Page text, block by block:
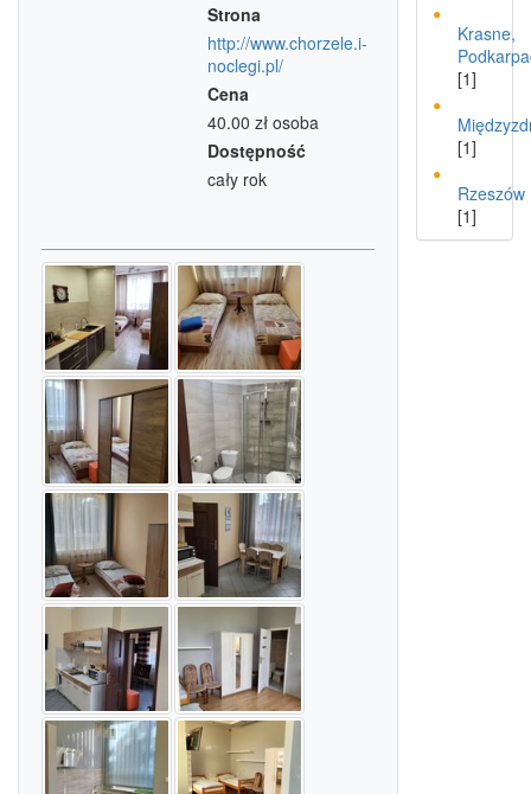
Strona
http://www.chorzele.i-
noclegi.pl/
Cena
40.00 zł osoba
Dostępność
cały rok
Krasne,
[1]
[1]
Rzeszów
[1]